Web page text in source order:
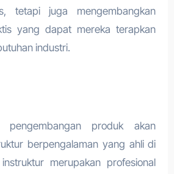
tetapi juga mengembangkan
yang dapat mereka terapkan
industri.
pengembangan produk akan
berpengalaman yang ahli di
merupakan profesional